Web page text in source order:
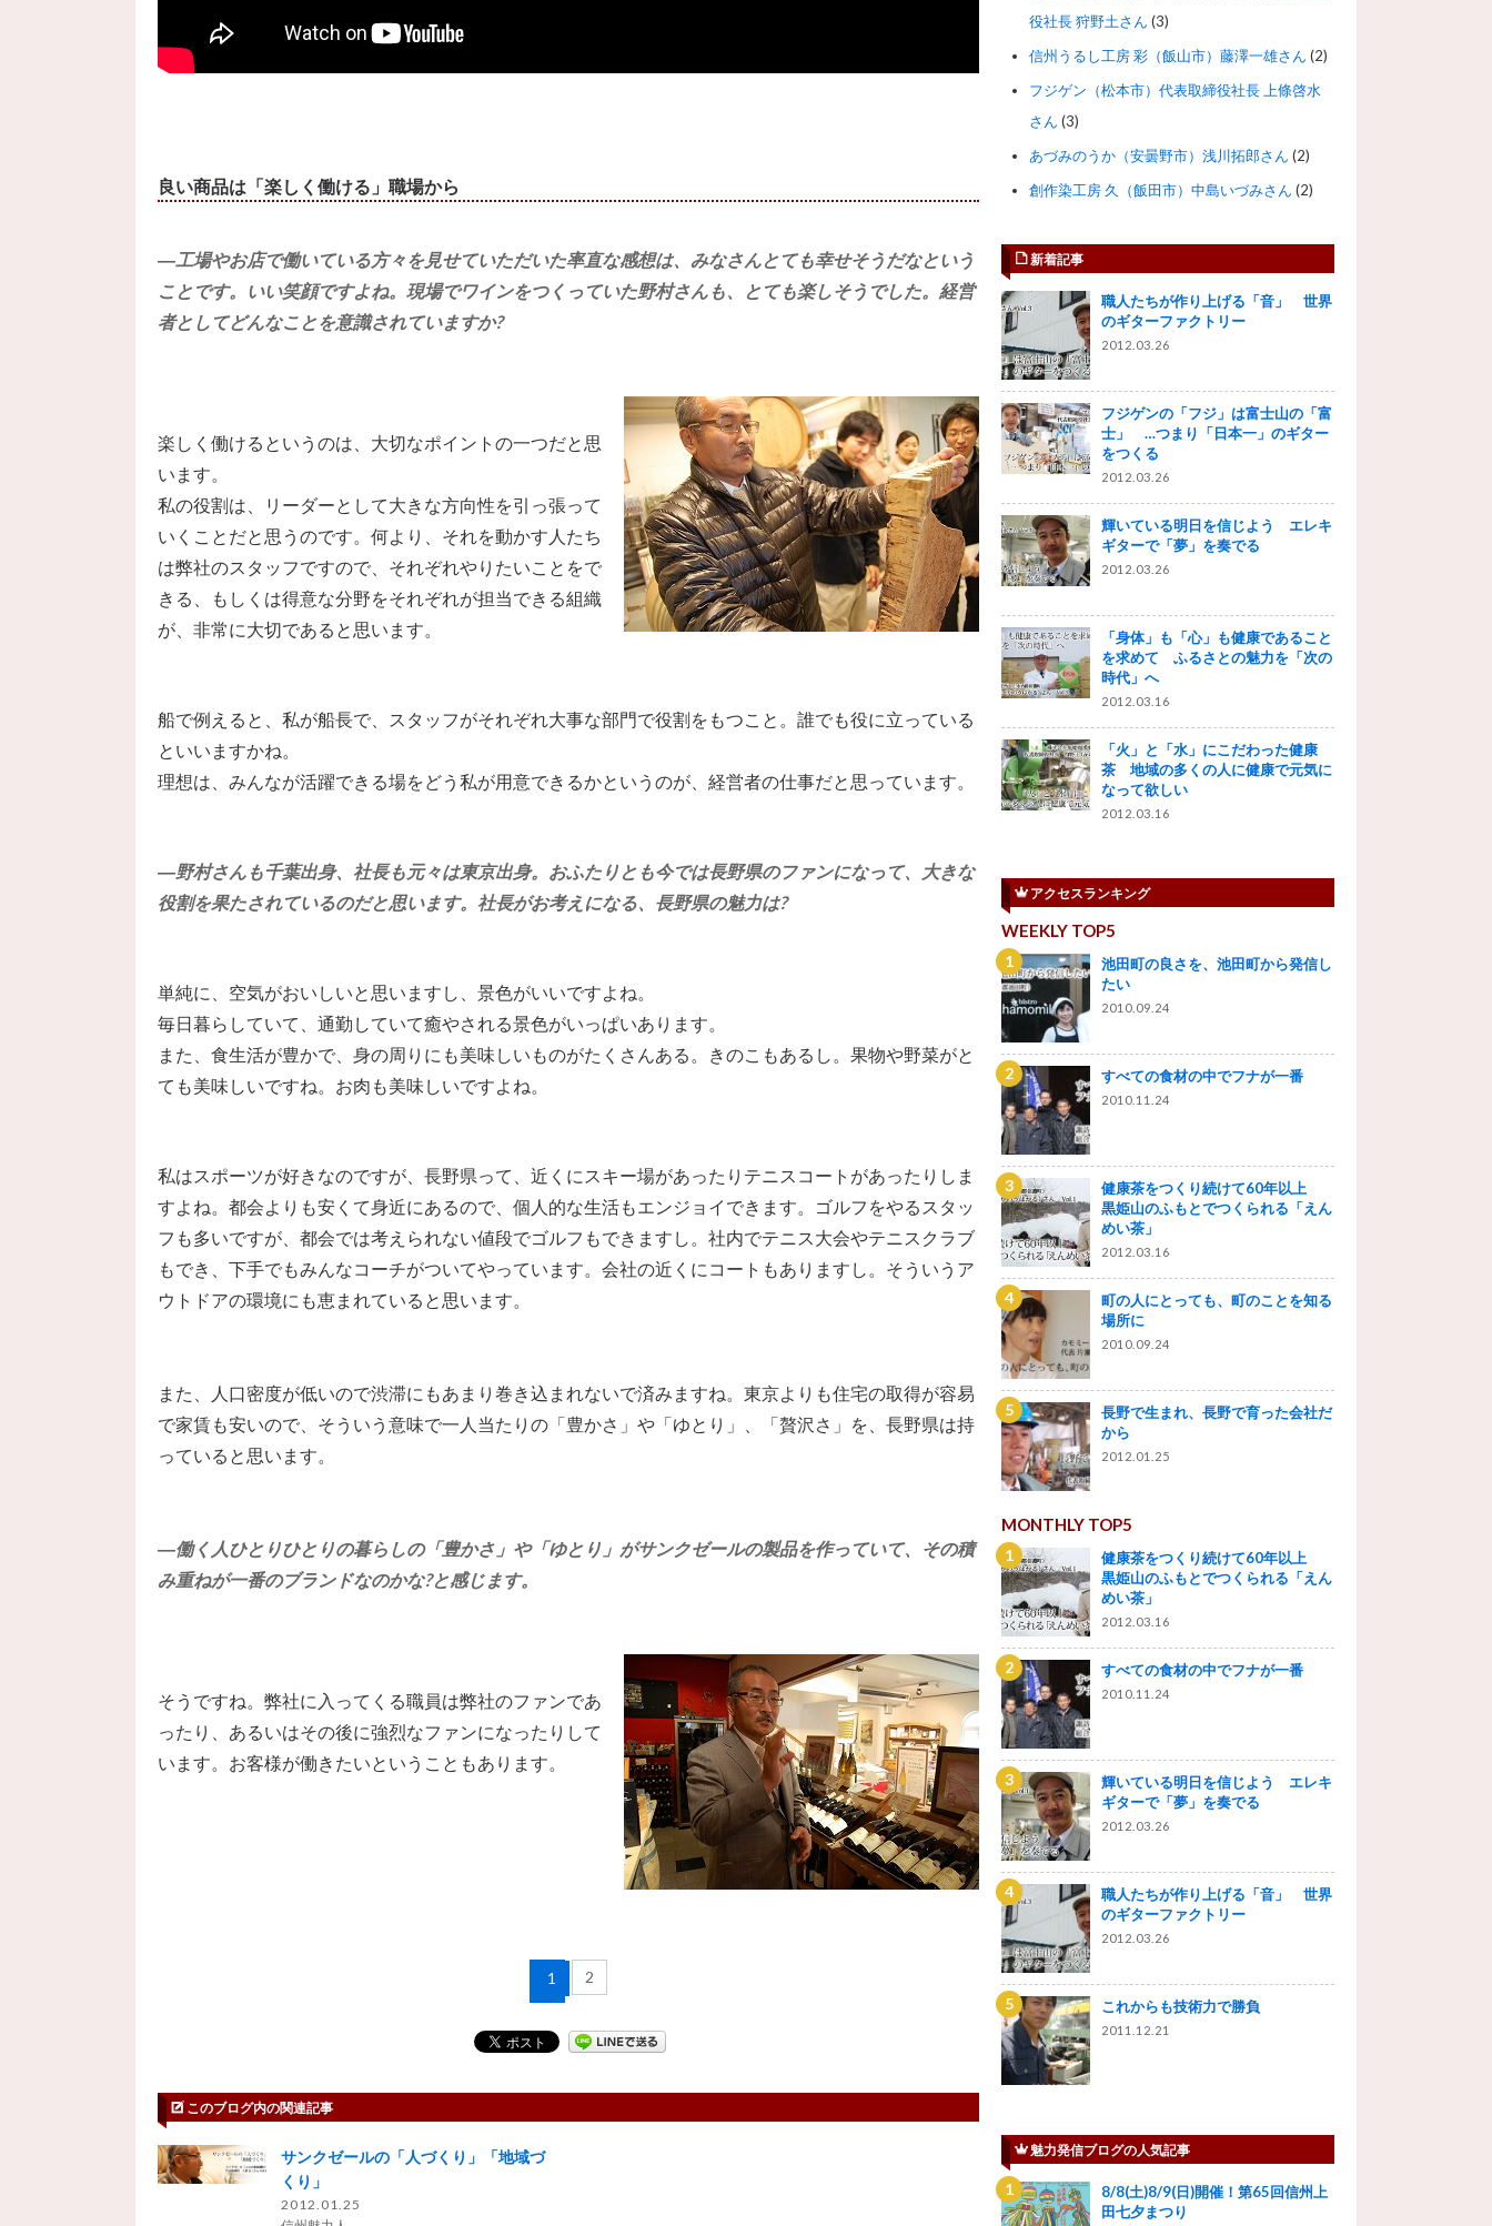
良い商品は「楽しく働ける」職場から
―工場やお店で働いている方々を見せていただいた率直な感想は、みなさんとても幸せそうだなという
ことです。いい笑顔ですよね。現場でワインをつくっていた野村さんも、とても楽しそうでした。経営
者としてどんなことを意識されていますか?
楽しく働けるというのは、大切なポイントの一つだと思
います。
私の役割は、リーダーとして大きな方向性を引っ張って
いくことだと思うのです。何より、それを動かす人たち
は弊社のスタッフですので、それぞれやりたいことをで
きる、もしくは得意な分野をそれぞれが担当できる組織
が、非常に大切であると思います。
船で例えると、私が船長で、スタッフがそれぞれ大事な部門で役割をもつこと。誰でも役に立っている
といいますかね。
理想は、みんなが活躍できる場をどう私が用意できるかというのが、経営者の仕事だと思っています。
―野村さんも千葉出身、社長も元々は東京出身。おふたりとも今では長野県のファンになって、大きな
役割を果たされているのだと思います。社長がお考えになる、長野県の魅力は?
単純に、空気がおいしいと思いますし、景色がいいですよね。
毎日暮らしていて、通勤していて癒やされる景色がいっぱいあります。
また、食生活が豊かで、身の周りにも美味しいものがたくさんある。きのこもあるし。果物や野菜がと
ても美味しいですね。お肉も美味しいですよね。
私はスポーツが好きなのですが、長野県って、近くにスキー場があったりテニスコートがあったりしま
すよね。都会よりも安くて身近にあるので、個人的な生活もエンジョイできます。ゴルフをやるスタッ
フも多いですが、都会では考えられない値段でゴルフもできますし。社内でテニス大会やテニスクラブ
もでき、下手でもみんなコーチがついてやっています。会社の近くにコートもありますし。そういうア
ウトドアの環境にも恵まれていると思います。
また、人口密度が低いので渋滞にもあまり巻き込まれないで済みますね。東京よりも住宅の取得が容易
で家賃も安いので、そういう意味で一人当たりの「豊かさ」や「ゆとり」、「贅沢さ」を、長野県は持
っていると思います。
―働く人ひとりひとりの暮らしの「豊かさ」や「ゆとり」がサンクゼールの製品を作っていて、その積
み重ねが一番のブランドなのかな?と感じます。
そうですね。弊社に入ってくる職員は弊社のファンであ
ったり、あるいはその後に強烈なファンになったりして
います。お客様が働きたいということもあります。
1 2
このブログ内の関連記事
サンクゼールの「人づくり」「地域づ
くり」
2012.01.25
役社長 狩野土さん (3)
信州うるし工房 彩（飯山市）藤澤一雄さん (2)
フジゲン（松本市）代表取締役社長 上條啓水
さん (3)
あづみのうか（安曇野市）浅川拓郎さん (2)
創作染工房 久（飯田市）中島いづみさん (2)
新着記事
職人たちが作り上げる「音」 世界
のギターファクトリー
2012.03.26
フジゲンの「フジ」は富士山の「富
士」 …つまり「日本一」のギター
をつくる
2012.03.26
輝いている明日を信じよう エレキ
ギターで「夢」を奏でる
2012.03.26
「身体」も「心」も健康であること
を求めて ふるさとの魅力を「次の
時代」へ
2012.03.16
「火」と「水」にこだわった健康
茶 地域の多くの人に健康で元気に
なって欲しい
2012.03.16
アクセスランキング
WEEKLY TOP5
池田町の良さを、池田町から発信し
たい
2010.09.24
すべての食材の中でフナが一番
2010.11.24
健康茶をつくり続けて60年以上
黒姫山のふもとでつくられる「えん
めい茶」
2012.03.16
町の人にとっても、町のことを知る
場所に
2010.09.24
長野で生まれ、長野で育った会社だ
から
2012.01.25
MONTHLY TOP5
健康茶をつくり続けて60年以上
黒姫山のふもとでつくられる「えん
めい茶」
2012.03.16
すべての食材の中でフナが一番
2010.11.24
輝いている明日を信じよう エレキ
ギターで「夢」を奏でる
2012.03.26
職人たちが作り上げる「音」 世界
のギターファクトリー
2012.03.26
これからも技術力で勝負
2011.12.21
魅力発信ブログの人気記事
8/8(土)8/9(日)開催！第65回信州上
田七夕まつり